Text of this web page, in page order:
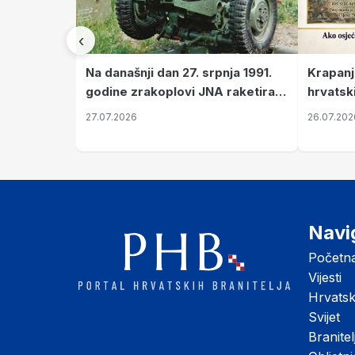
‹
Na današnji dan 27. srpnja 1991.
godine zrakoplovi JNA raketirali
su vojarnu i obučni centar "Nikola
27.07.2026
Vijesti
Svijet